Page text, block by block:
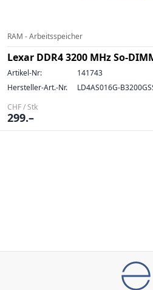
RAM - Arbeitsspeicher
Lexar DDR4 3200 MHz So-
Artikel-Nr:
141743
Hersteller-Art.-Nr.
LD4AS016G-
CHF / Stk
299.–